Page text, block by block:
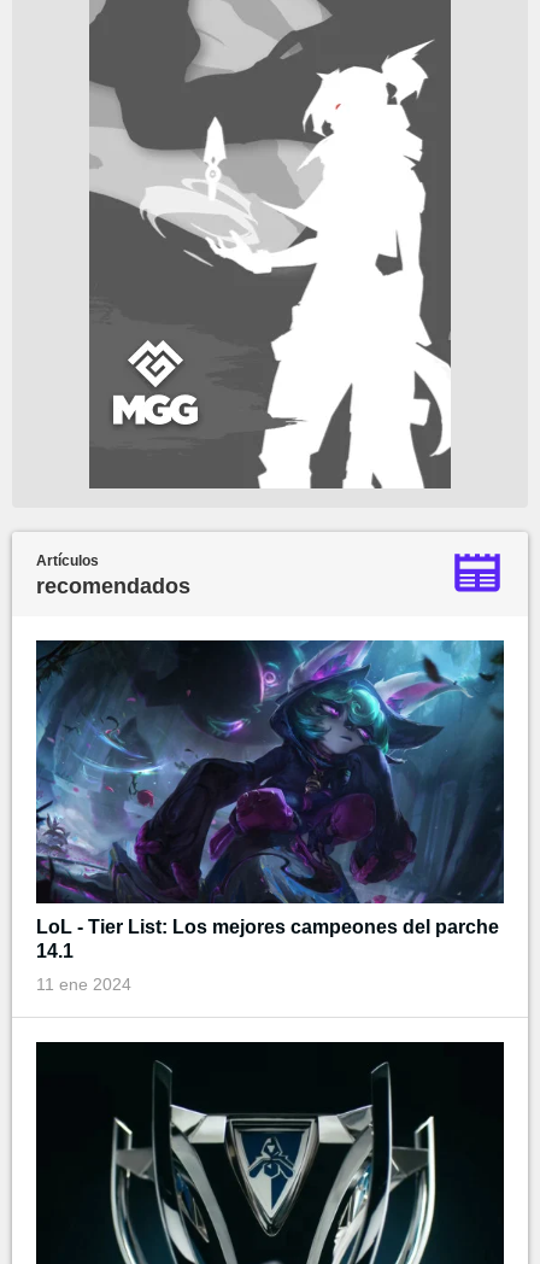
Artículos
recomendados
LoL - Tier List: Los mejores campeones del parche
14.1
11 ene 2024